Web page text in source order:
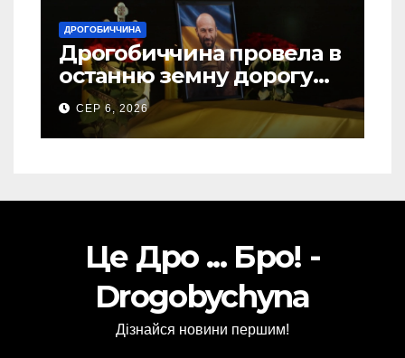
ДРОГОБИЧЧИНА
Дрогобиччина провела в
останню земну дорогу
свого Захисника – Олега
Торського
СЕР 6, 2026
Це Дро ... Бро! -
Drogobychyna
Дізнайся новини першим!